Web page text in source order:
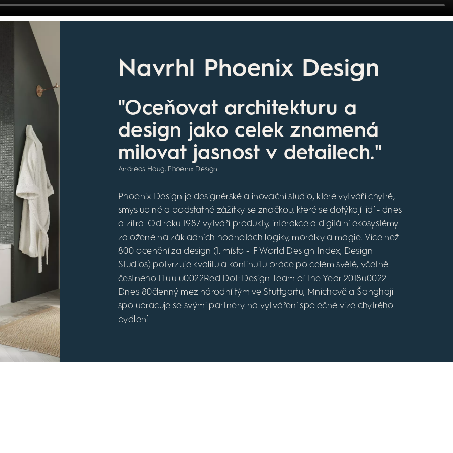
Navrhl Phoenix Design
"Oceňovat architekturu a
design jako celek znamená
milovat jasnost v detailech."
Andreas Haug, Phoenix Design
Phoenix Design je designérské a inovační studio, které vytváří chytré,
smysluplné a podstatné zážitky se značkou, které se dotýkají lidí - dnes
a zítra. Od roku 1987 vytváří produkty, interakce a digitální ekosystémy
založené na základních hodnotách logiky, morálky a magie. Více než
800 ocenění za design (1. místo - iF World Design Index, Design
Studios) potvrzuje kvalitu a kontinuitu práce po celém světě, včetně
čestného titulu u0022Red Dot: Design Team of the Year 2018u0022.
Dnes 80členný mezinárodní tým ve Stuttgartu, Mnichově a Šanghaji
spolupracuje se svými partnery na vytváření společné vize chytrého
bydlení.